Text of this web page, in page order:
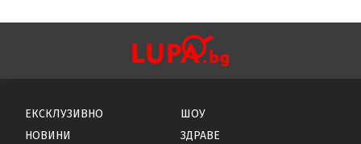
ЕКСКЛУЗИВНО
НОВИНИ
ШОУ
ЗДРАВЕ